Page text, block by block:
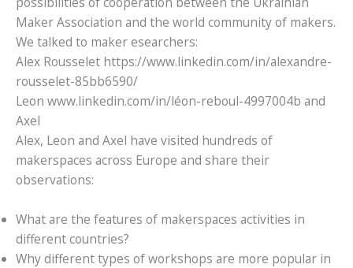
Maker Association and the world community of makers.
We talked to maker esearchers:
Alex Rousselet https://www.linkedin.com/in/alexandre-
rousselet-85bb6590/
Leon www.linkedin.com/in/léon-reboul-4997004b and
Axel
Alex, Leon and Axel have visited hundreds of
makerspaces across Europe and share their
observations:
What are the features of makerspaces activities in
different countries?
Why different types of workshops are more popular in